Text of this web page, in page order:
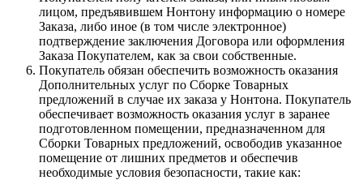
лицом, предъявившем Нонтону информацию о номере
Заказа, либо иное (в том числе электронное)
подтверждение заключения Договора или оформления
Заказа Покупателем, как за свои собственные.
Покупатель обязан обеспечить возможность оказания
Дополнительных услуг по Сборке Товарных
предложений в случае их заказа у Нонтона. Покупатель
обеспечивает возможность оказания услуг в заранее
подготовленном помещении, предназначенном для
Сборки Товарных предложений, освободив указанное
помещение от лишних предметов и обеспечив
необходимые условия безопасности, такие как: